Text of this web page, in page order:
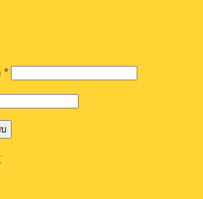
will be sent to your email